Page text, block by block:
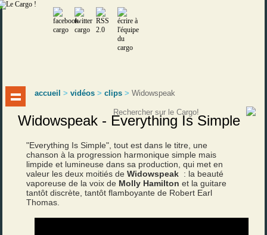
accueil >vidéos >clips >Widowspeak
Widowspeak - Everything Is Simple
"Everything Is Simple", tout est dans le titre, une
chanson à la progression harmonique simple mais
limpide et lumineuse dans sa production, qui met en
valeur les deux moitiés deWidowspeak : la beauté
vaporeuse de la voix de Molly Hamiltonet la guitare
tantôt discrète, tantôt flamboyante de Robert Earl
Thomas.